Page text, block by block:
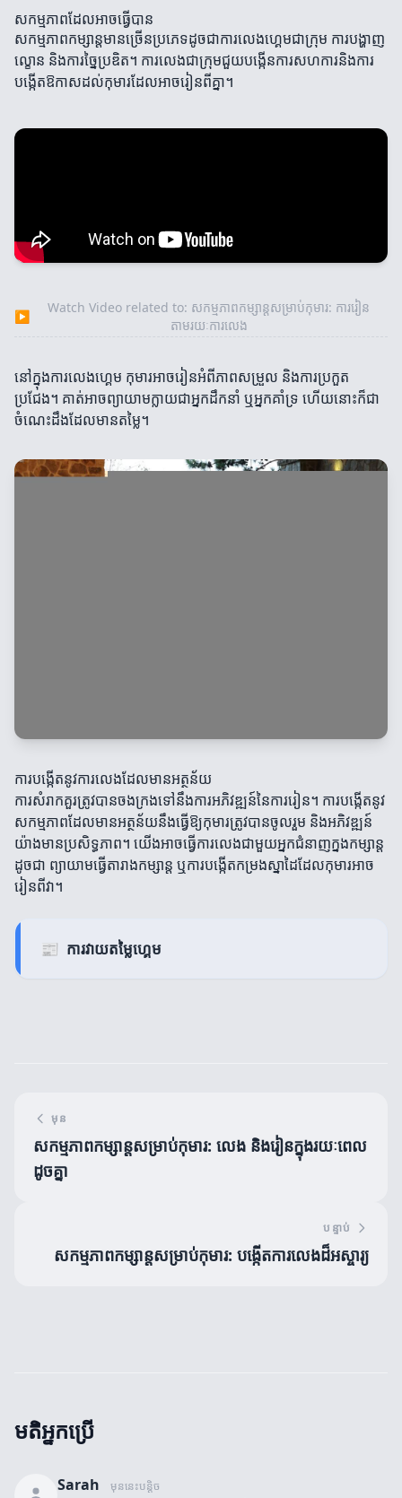
សកម្មភាពដែលអាចធ្វើបាន
សកម្មភាពកម្សាន្តមានច្រើនប្រភេទដូចជាការលេងហ្គេមជាក្រុម ការបង្ហាញ
ល្ខោន និងការច្នៃប្រឌិត។ ការលេងជាក្រុមជួយបង្កើនការសហការនិងការ
បង្កើតឱកាសដល់កុមារដែលអាចរៀនពីគ្នា។
▶
Watch Video related to: សកម្មភាពកម្សាន្តសម្រាប់កុមារ: ការរៀន
តាមរយៈការលេង
នៅក្នុងការលេងហ្គេម កុមារអាចរៀនអំពីភាពសម្រួល និងការប្រកួត
ប្រជែង។ គាត់អាចព្យាយាមក្លាយជាអ្នកដឹកនាំ ឬអ្នកគាំទ្រ ហើយនោះក៏ជា
ចំណេះដឹងដែលមានតម្លៃ។
ការបង្កើតនូវការលេងដែលមានអត្ថន័យ
ការសំរាកគួរត្រូវបានចងក្រងទៅនឹងការអភិវឌ្ឍន៍នៃការរៀន។ ការបង្កើតនូវ
សកម្មភាពដែលមានអត្ថន័យនឹងធ្វើឱ្យកុមារត្រូវបានចូលរួម និងអភិវឌ្ឍន៍
យ៉ាងមានប្រសិទ្ធភាព។ យើងអាចធ្វើការលេងជាមួយអ្នកជំនាញក្នងកម្សាន្ត
ដូចជា ព្យាយាមធ្វើតារាងកម្សាន្ត ឬការបង្កើតកម្រងស្នាដៃដែលកុមារអាច
រៀនពីវា។
📰 ការវាយតម្លៃហ្គេម
មុន
សកម្មភាពកម្សាន្តសម្រាប់កុមារ: លេង និងរៀនក្នុងរយៈពេល
ដូចគ្នា
បន្ទាប់
សកម្មភាពកម្សាន្តសម្រាប់កុមារ: បង្កើតការលេងដ៏អស្ចារ្យ
មតិអ្នកប្រើ
Sarah មុននេះបន្តិច